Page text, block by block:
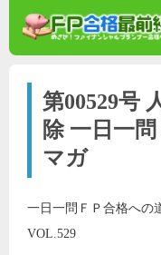
第00529号
除 一日一
マガ
一日一問ＦＰ合格への
VOL.529